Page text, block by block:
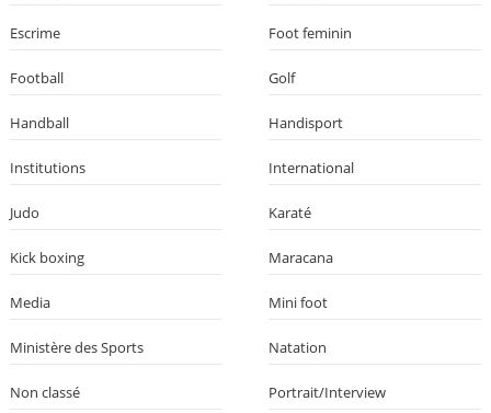
Escrime Foot feminin
Football Golf
Handball Handisport
Institutions International
Judo Karaté
Kick boxing Maracana
Media Mini foot
Ministère des Sports Natation
Non classé Portrait/Interview